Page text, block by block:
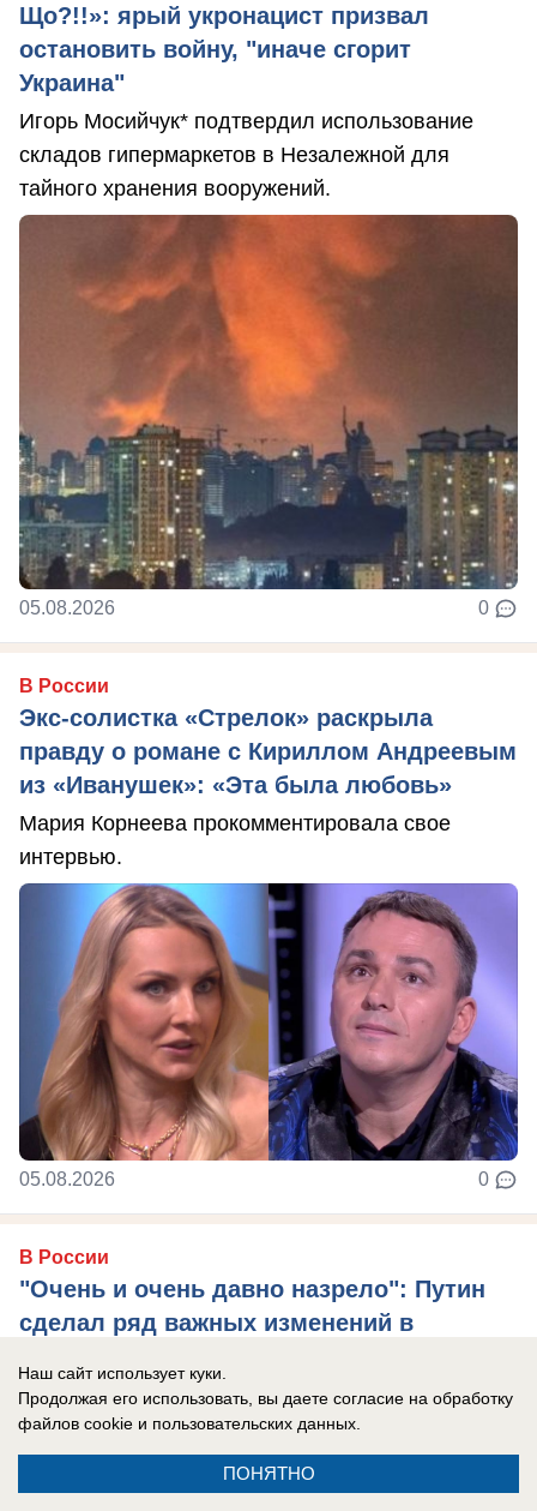
Що?!!»: ярый укронацист призвал
остановить войну, "иначе сгорит
Украина"
Игорь Мосийчук* подтвердил использование
складов гипермаркетов в Незалежной для
тайного хранения вооружений.
05.08.2026 0
В России
Экс-солистка «Стрелок» раскрыла
правду о романе с Кириллом Андреевым
из «Иванушек»: «Эта была любовь»
Мария Корнеева прокомментировала свое
интервью.
05.08.2026 0
В России
"Очень и очень давно назрело": Путин
сделал ряд важных изменений в
реакция в обществе
Назначены новые командующие группировками
«Центр» и «Восток», руководитель
формируемых войск беспилотных систем.
Наш сайт использует куки.
Продолжая его использовать, вы даете согласие на обработку
файлов cookie и пользовательских данных.
ПОНЯТНО